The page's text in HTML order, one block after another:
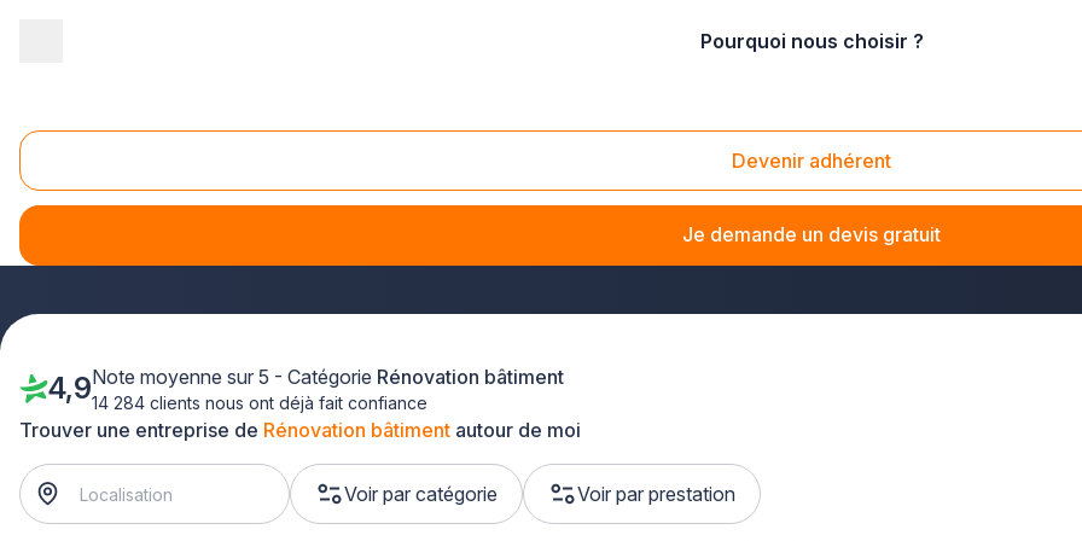
Pourquoi nous choisir ?
Devenir adhérent
Je demande un devis gratuit
Rénovation bâtiment Morbihan (56)
Vous envisagez destravaux de rénovation de bâtiment dans le Morbihan? La solution Plus que pro vous met en
vos projets. Que vous souhaitiez rénover une maison ancienne ou moderniser un immeuble, notre réseau d'artisans
Bretagne.
Trouver une entreprise de Rénovation bâtiment autour de moi
Voir par catégorie Voir par prestation
4,9Note moyenne sur 5 - Catégorie Rénovation bâtiment
14 284 clients nous ont déjà fait confiance